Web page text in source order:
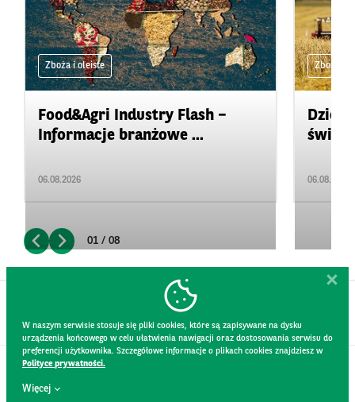
Zboża i oleiste
Food&Agri Industry Flash –
Informacje branżowe ...
06.08.2026
Zboża i
06.08.2026
01 / 08
W naszym serwisie stosuje się pliki cookies, które są zapisywane na dysku
urządzenia końcowego w celu ułatwienia nawigacji oraz dostosowania serwisu do
preferencji użytkownika. Szczegółowe informacje o plikach cookies znajdziesz w
Polityce prywatności.
Więcej
KONTAKT
REGULAMIN STRONY